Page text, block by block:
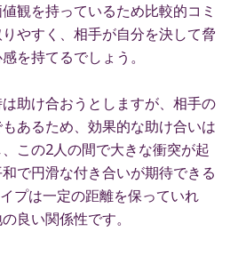
観を持っているため比較的コミ
やすく、相手が自分を決して脅
を持てるでしょう。
助け合おうとしますが、相手の
あるため、効果的な助け合いは
この2人の間で大きな衝突が起
で円滑な付き合いが期待できる
プは一定の距離を保っていれ
良い関係性です。